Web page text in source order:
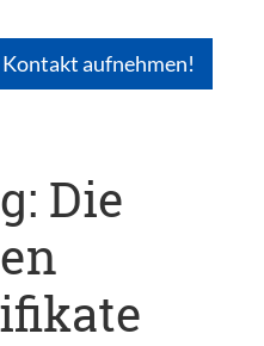
aufnehmen!
Die